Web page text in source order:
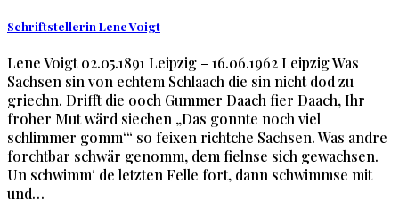
Schriftstellerin Lene Voigt
Lene Voigt 02.05.1891 Leipzig – 16.06.1962 Leipzig Was
Sachsen sin von echtem Schlaach die sin nicht dod zu
griechn. Drifft die ooch Gummer Daach fier Daach, Ihr
froher Mut wärd siechen „Das gonnte noch viel
schlimmer gomm‘“ so feixen richtche Sachsen. Was andre
forchtbar schwär genomm, dem fielnse sich gewachsen.
Un schwimm‘ de letzten Felle fort, dann schwimmse mit
und…